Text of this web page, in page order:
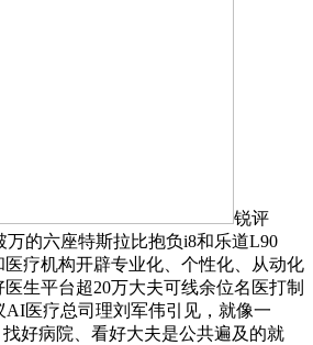
锐评
万的六座特斯拉比抱负i8和乐道L90
疗机构开辟专业化、个性化、从动化
生平台超20万大夫可线余位名医打制
医疗总司理刘军伟引见，就像一
好病院、看好大夫是公共遍及的就